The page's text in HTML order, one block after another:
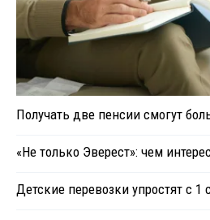
Получать две пенсии смогут
«Не только Эверест»: чем
Детские перевозки упростят с 1